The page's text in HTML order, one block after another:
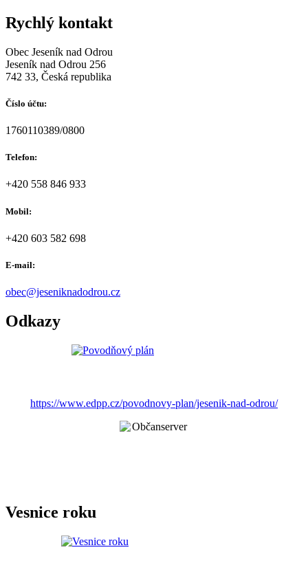
Rychlý kontakt
Obec Jeseník nad Odrou
Jeseník nad Odrou 256
742 33, Česká republika
Číslo účtu:
1760110389/0800
Telefon:
+420 558 846 933
Mobil:
+420 603 582 698
E-mail:
obec@jeseniknadodrou.cz
Odkazy
https://www.edpp.cz/povodnovy-plan/jesenik-nad-odrou/
Vesnice roku